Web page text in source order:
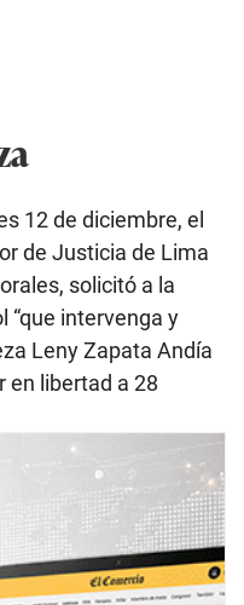
12 de diciembre, el
de Justicia de Lima
solicitó a la
“que intervenga y
Leny Zapata Andía
en libertad a 28